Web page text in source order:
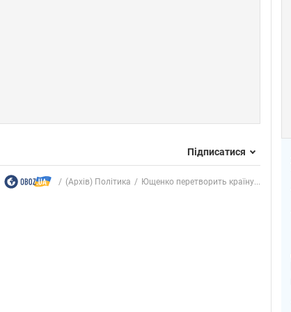
Підписатися
(Архів) Політика Ющенко перетворить країну...